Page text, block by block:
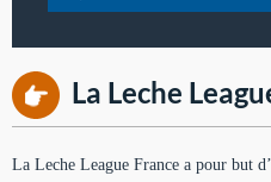
La Leche
La Leche League France a pour but